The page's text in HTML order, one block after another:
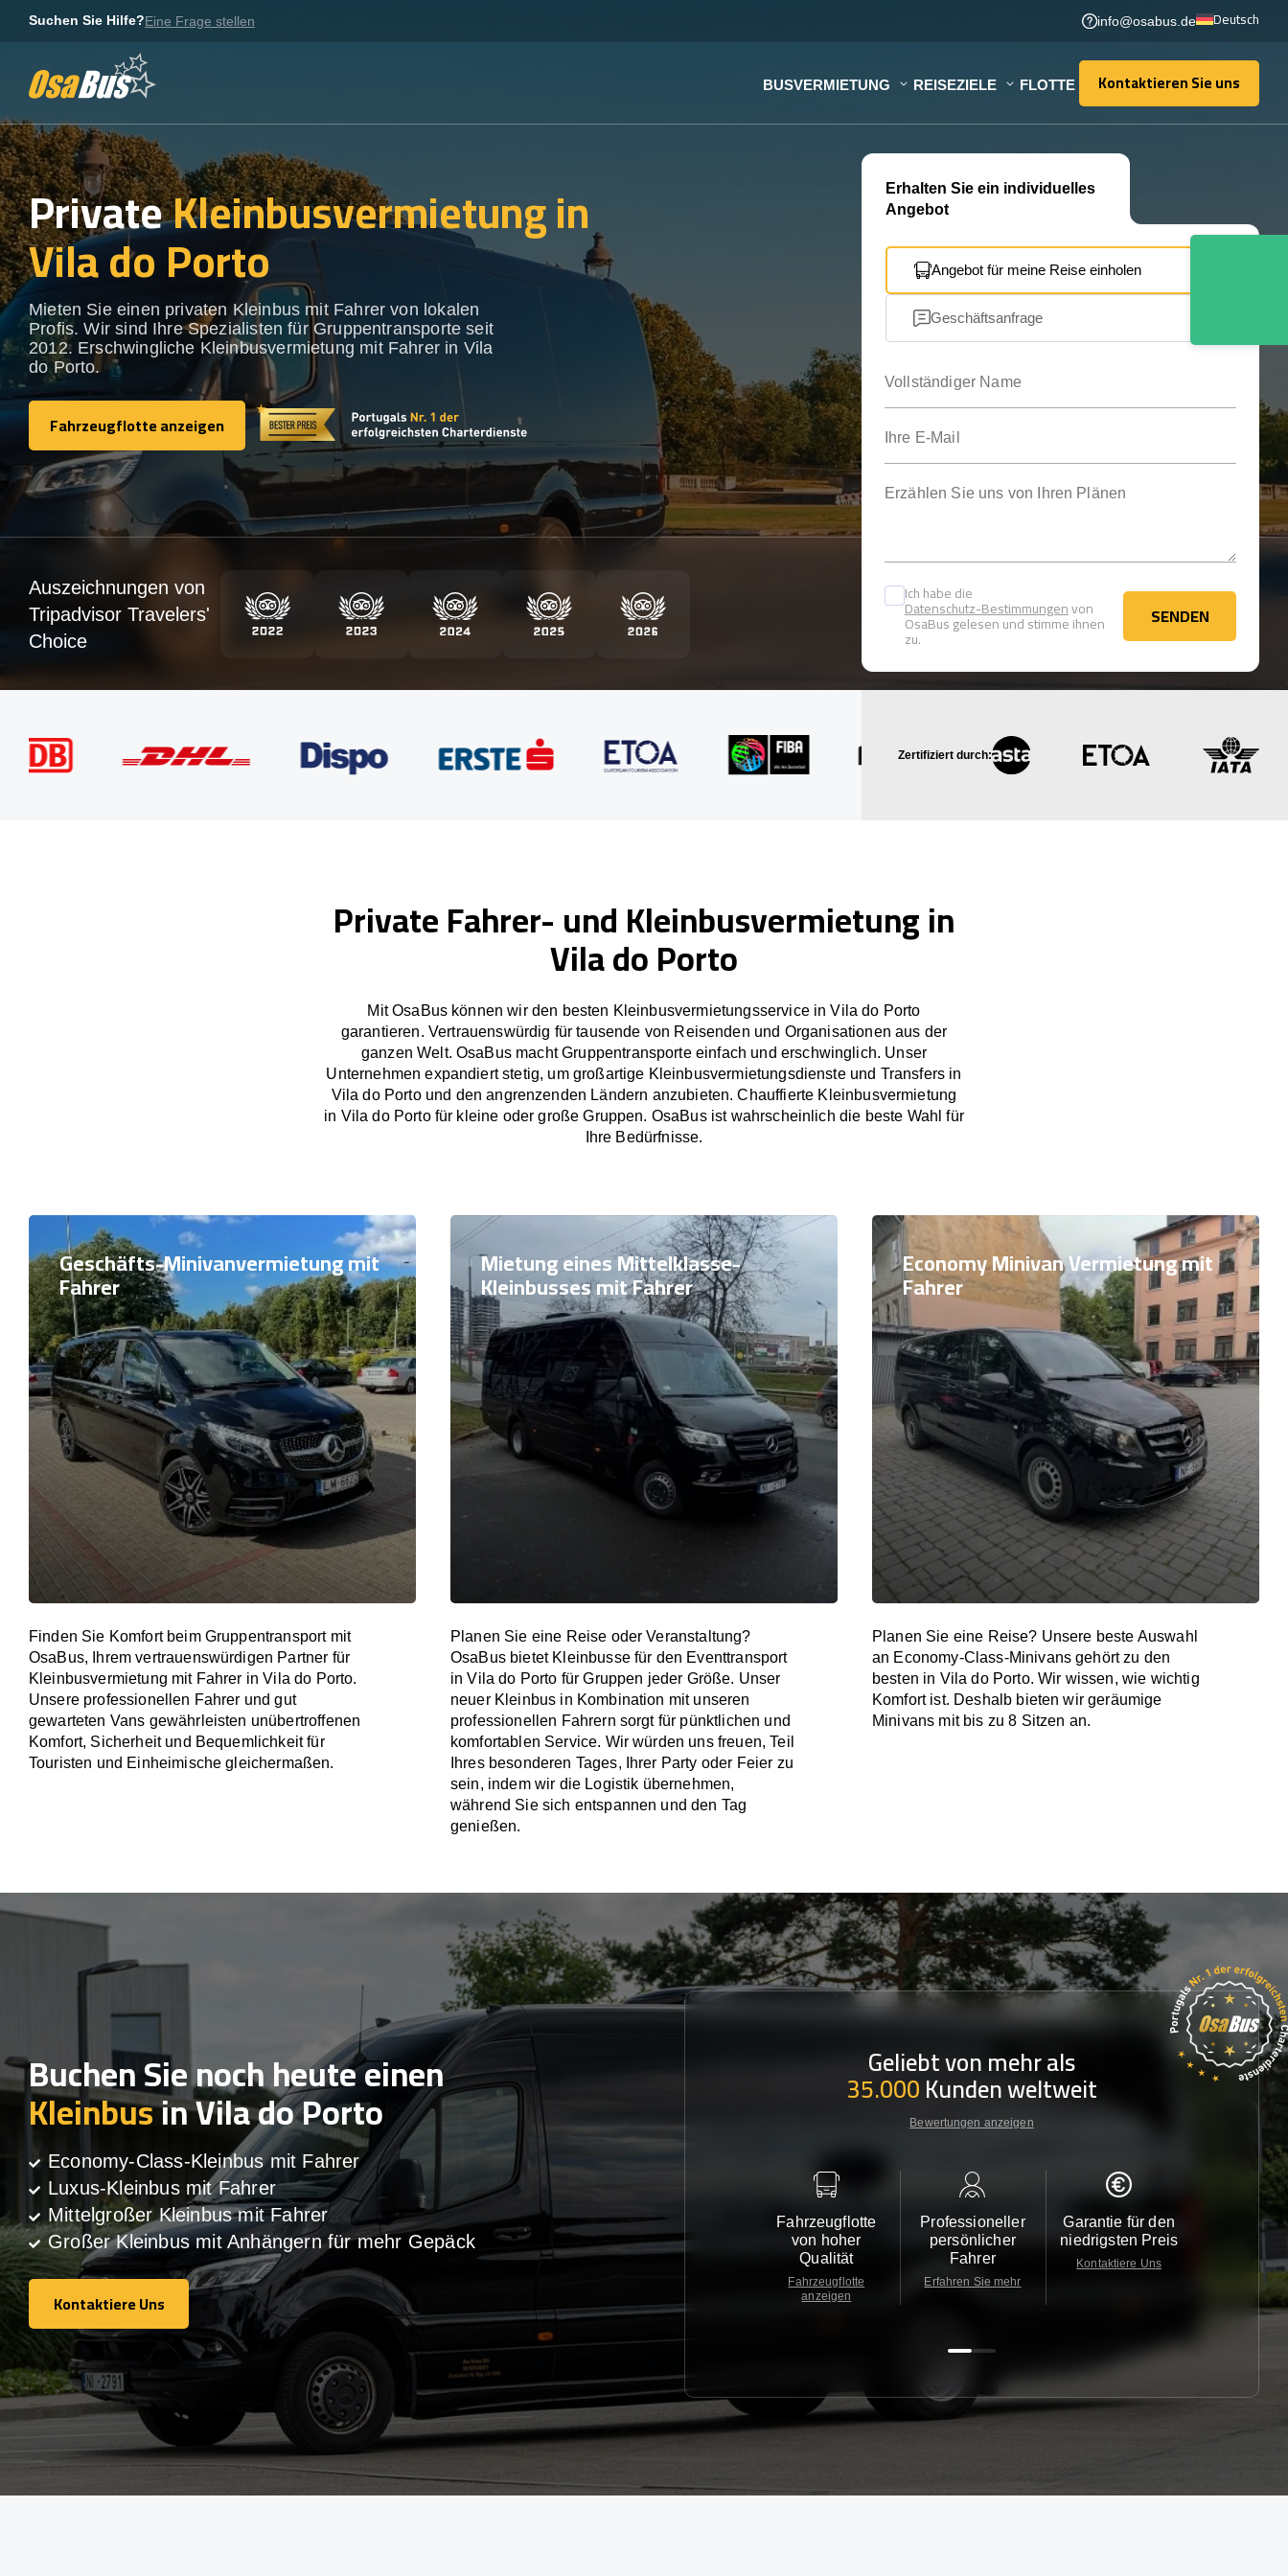
Suchen Sie Hilfe?Eine Frage stellen info@osabus.de Deutsch
BUSVERMIETUNG REISEZIELE FLOTTE Kontaktieren Sie uns
Kontaktieren Sie uns
PrivateKleinbusvermietung in
Vila do Porto
Mieten Sie einen privaten Kleinbus mit Fahrer von lokalen
Profis. Wir sind Ihre Spezialisten für Gruppentransporte seit
2012. Erschwingliche Kleinbusvermietung mit Fahrer in Vila
do Porto.
Fahrzeugflotte anzeigen
Fahrzeugflotte anzeigen
Erhalten Sie ein individuelles
Angebot
Angebot für meine Reise einholen
Geschäftsanfrage
Ich habe die
Datenschutz-Bestimmungenvon
OsaBus gelesen und stimme ihnen
zu.
SENDEN
SENDEN
Auszeichnungen von
Tripadvisor Travelers'
Choice
Zertifiziert durch:
Private Fahrer- und Kleinbusvermietung in
Vila do Porto
Mit OsaBus können wir den besten Kleinbusvermietungsservice in Vila do Porto
garantieren. Vertrauenswürdig für tausende von Reisenden und Organisationen aus der
ganzen Welt. OsaBus macht Gruppentransporte einfach und erschwinglich. Unser
Unternehmen expandiert stetig, um großartige Kleinbusvermietungsdienste und Transfers in
Vila do Porto und den angrenzenden Ländern anzubieten. Chauffierte Kleinbusvermietung
in Vila do Porto für kleine oder große Gruppen. OsaBus ist wahrscheinlich die beste Wahl für
Ihre Bedürfnisse.
Geschäfts-Minivanvermietung mit
Fahrer
Finden Sie Komfort beim Gruppentransport mit
OsaBus, Ihrem vertrauenswürdigen Partner für
Kleinbusvermietung mit Fahrer in Vila do Porto.
Unsere professionellen Fahrer und gut
gewarteten Vans gewährleisten unübertroffenen
Komfort, Sicherheit und Bequemlichkeit für
Touristen und Einheimische gleichermaßen.
Mietung eines Mittelklasse-
Kleinbusses mit Fahrer
Planen Sie eine Reise oder Veranstaltung?
OsaBus bietet Kleinbusse für den Eventtransport
in Vila do Porto für Gruppen jeder Größe. Unser
neuer Kleinbus in Kombination mit unseren
professionellen Fahrern sorgt für pünktlichen und
komfortablen Service. Wir würden uns freuen, Teil
Ihres besonderen Tages, Ihrer Party oder Feier zu
sein, indem wir die Logistik übernehmen,
während Sie sich entspannen und den Tag
genießen.
Economy Minivan Vermietung mit
Fahrer
Planen Sie eine Reise? Unsere beste Auswahl
an Economy-Class-Minivans gehört zu den
besten in Vila do Porto. Wir wissen, wie wichtig
Komfort ist. Deshalb bieten wir geräumige
Minivans mit bis zu 8 Sitzen an.
Buchen Sie noch heute einen
Kleinbusin Vila do Porto
Economy-Class-Kleinbus mit Fahrer
Luxus-Kleinbus mit Fahrer
Mittelgroßer Kleinbus mit Fahrer
Großer Kleinbus mit Anhängern für mehr Gepäck
Kontaktiere Uns
Kontaktiere Uns
Geliebt von mehr als
35.000Kunden weltweit
Bewertungen anzeigen
Fahrzeugflotte
von hoher
Qualität
Fahrzeugflotte
anzeigen
Professioneller
persönlicher
Fahrer
Erfahren Sie mehr
Garantie für den
niedrigsten Preis
Kontaktiere Uns Kontaktiere